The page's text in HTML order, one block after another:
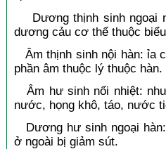
Dương thịnh sinh ngoại
dương cảu cơ thể thuộc
Âm thịnh sinh nội hàn: ỉa
phần âm thuộc lý thuộc hàn.
Âm hư sinh nổi nhiệt:
nước, họng khô, táo, nước
Dương hư sinh ngoại
ở ngoài bị giảm sút.